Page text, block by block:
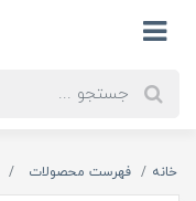
خانه فهرست محصولات